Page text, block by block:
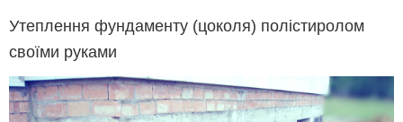
Утеплення фундаменту (цоколя) полістиролом
своїми руками